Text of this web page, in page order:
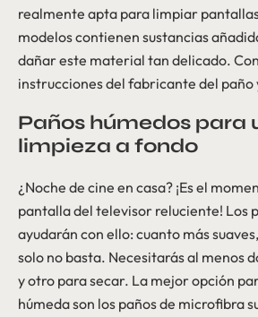
realmente apta para limpiar
modelos contienen sustancias
dañar este material tan delicado.
instrucciones del fabricante del paño
Paños húmedos para
limpieza a fondo
¿Noche de cine en casa? ¡Es el
pantalla del televisor reluciente! Los
ayudarán con ello: cuanto más
solo no basta. Necesitarás al menos
y otro para secar. La mejor opción
húmeda son los paños de microfibra